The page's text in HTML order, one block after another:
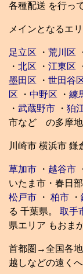
各種配送 を行っ
メインとなるエ
足立区 ・ 荒川区
・ 北区 ・ 江東区
墨田区 ・ 世田谷
区 ・ 中野区 ・ 練
・ 武蔵野市 ・ 狛
市など の多摩地
川崎市 横浜市 鎌
草加市 ・ 越谷市
いたま市・春日
松戸市 ・ 柏市 ・
る 千葉県。 取手
県エリア もおま
首都圏→全国各地
越しなどの遠く